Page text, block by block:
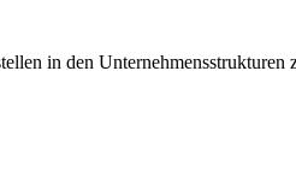
in den Unternehmensstrukturen